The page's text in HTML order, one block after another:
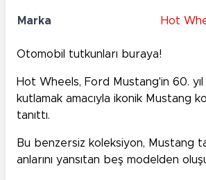
Marka Hot
Otomobil tutkunları buraya!
Hot Wheels, Ford Mustang'in 60. yıl
kutlamak amacıyla ikonik Mustang
tanıttı.
Bu benzersiz koleksiyon, Mustang
anlarını yansıtan beş modelden